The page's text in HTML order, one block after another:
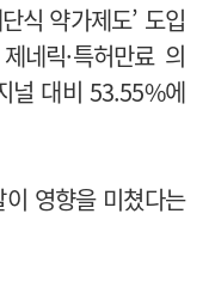
식 약가제도’ 도입
네릭·특허만료 의
널 대비 53.55%에
영향을 미쳤다는